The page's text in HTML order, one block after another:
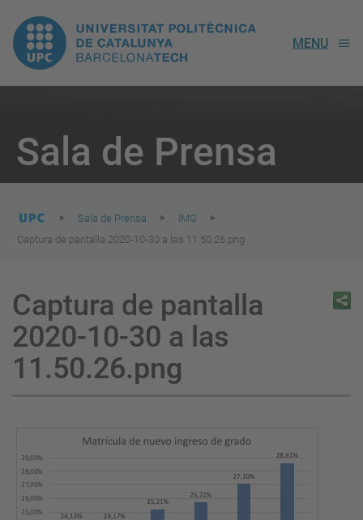
UPC.
Universitat
de
Catalunya
MENU
Sala de Prensa
here:
Sala de Prensa
IMG
Captura de pantalla 2020-10-30 a las 11.50.26.png
Captura de pantalla
2020-10-30 a las
11.50.26.png